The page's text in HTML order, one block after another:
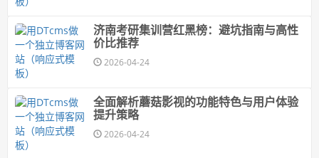
济南考研集训营红黑榜：避坑指南与高性
价比推荐
2026-04-24
全面解析蘑菇影视的功能特色与用户体验
提升策略
2026-04-24